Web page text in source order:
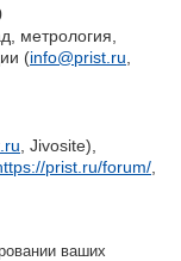
метрология,
(info@prist.ru
, Jivosite),
prist.ru/forum/
ваших